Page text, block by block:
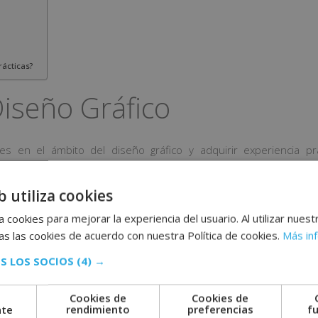
Gráfico
en el ámbito del diseño gráfico y adquirir experiencia
toda la información que necesitas para avanzar en tu
a en Diseño Gráfico
de branding. Formado por Carmen Box y Carmen Galdur.
en Noviembre de 2024 y a convenir con las horas necesarias
utiliza cookies
cookies para mejorar la experiencia del usuario. Al utilizar
las cookies de acuerdo con nuestra Política de cookies. Más
LOS SOCIOS (4) →
Cookies de
rendimiento
Cookies de
preferencias